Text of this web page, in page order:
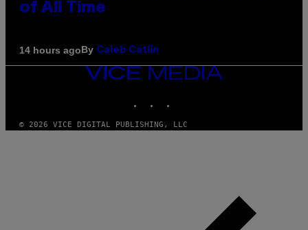
of All Time
14 hours agoBy Caleb Catlin
VICE
© 2026 VICE DIGITAL PUBLISHING, LLC